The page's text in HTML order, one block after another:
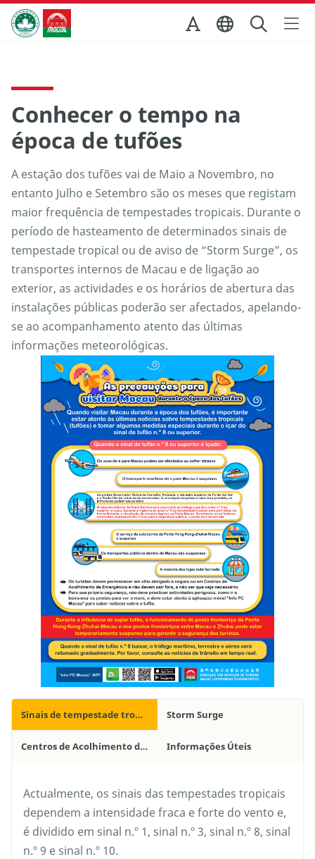
Ir para o conteúdo principal
Direcção dos Serviços de Turismo
Conhecer o tempo na
época de tufões
A estação dos tufões vai de Maio a Novembro, no
entanto Julho e Setembro são os meses que registam
maior frequência de tempestades tropicais. Durante o
período de hasteamento de determinados sinais de
tempestade tropical ou de aviso de “Storm Surge”, os
transportes internos de Macau e de ligação ao
exterior, as actividades e os horários de abertura das
instalações públicas poderão ser afectados, apelando-
se ao acompanhamento atento das últimas
informações meteorológicas.
Sinais de tempestade tropical
Actualmente, os sinais das tempestades tropicais
dependem a intensidade fraca e forte do vento e,
é dividido em sinal n.º 1, sinal n.º 3, sinal n.º 8, sinal
n.º 9 e sinal n.º 10.
Storm Surge
Centros de Acolhimento de Emergência e Locais de Encontro / Locais de Permanência para Evacuação de Emergência Informações Úteis